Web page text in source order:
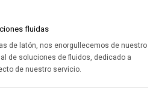
fluidas
de latón, nos enorgullecemos de nuestro
de soluciones de fluidos, dedicado a
de nuestro servicio.